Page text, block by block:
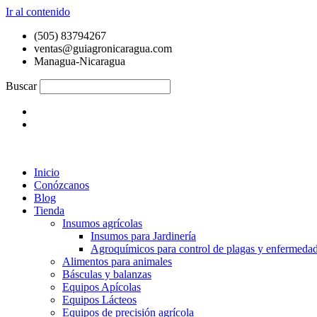
Ir al contenido
(505) 83794267
ventas@guiagronicaragua.com
Managua-Nicaragua
Buscar
Inicio
Conózcanos
Blog
Tienda
Insumos agrícolas
Insumos para Jardinería
Agroquímicos para control de plagas y
Alimentos para animales
Básculas y balanzas
Equipos Apícolas
Equipos Lácteos
Equipos de precisión agrícola